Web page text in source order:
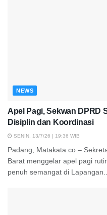
NEWS
Apel Pagi, Sekwan DPRD
Disiplin dan Koordinasi
SENIN, 13/7/26 | 19:36 WIB
Padang, Matakata.co –
Barat menggelar apel pagi
penuh semangat di Lapangan...